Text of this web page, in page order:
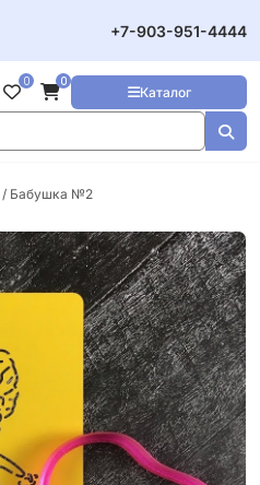
+7-903-951-4444
Каталог
0 0
/ Бабушка №2